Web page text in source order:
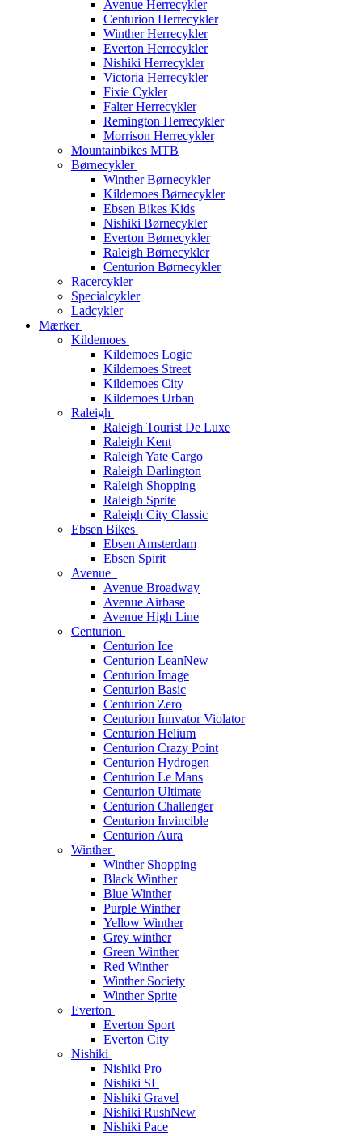
Avenue Herrecykler
Centurion Herrecykler
Winther Herrecykler
Everton Herrecykler
Nishiki Herrecykler
Victoria Herrecykler
Fixie Cykler
Falter Herrecykler
Remington Herrecykler
Morrison Herrecykler
Mountainbikes MTB
Børnecykler
Winther Børnecykler
Kildemoes Børnecykler
Ebsen Bikes Kids
Nishiki Børnecykler
Everton Børnecykler
Raleigh Børnecykler
Centurion Børnecykler
Racercykler
Specialcykler
Ladcykler
Mærker
Kildemoes
Kildemoes Logic
Kildemoes Street
Kildemoes City
Kildemoes Urban
Raleigh
Raleigh Tourist De Luxe
Raleigh Kent
Raleigh Yate Cargo
Raleigh Darlington
Raleigh Shopping
Raleigh Sprite
Raleigh City Classic
Ebsen Bikes
Ebsen Amsterdam
Ebsen Spirit
Avenue
Avenue Broadway
Avenue Airbase
Avenue High Line
Centurion
Centurion Ice
Centurion LeanNew
Centurion Image
Centurion Basic
Centurion Zero
Centurion Innvator Violator
Centurion Helium
Centurion Crazy Point
Centurion Hydrogen
Centurion Le Mans
Centurion Ultimate
Centurion Challenger
Centurion Invincible
Centurion Aura
Winther
Winther Shopping
Black Winther
Blue Winther
Purple Winther
Yellow Winther
Grey winther
Green Winther
Red Winther
Winther Society
Winther Sprite
Everton
Everton Sport
Everton City
Nishiki
Nishiki Pro
Nishiki SL
Nishiki Gravel
Nishiki RushNew
Nishiki Pace